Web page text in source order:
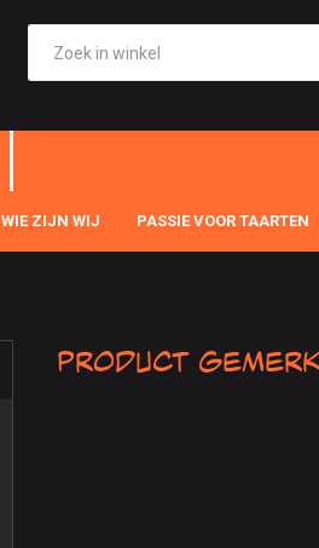
WIE ZIJN WIJ PASSIE VOOR TAARTEN
Product